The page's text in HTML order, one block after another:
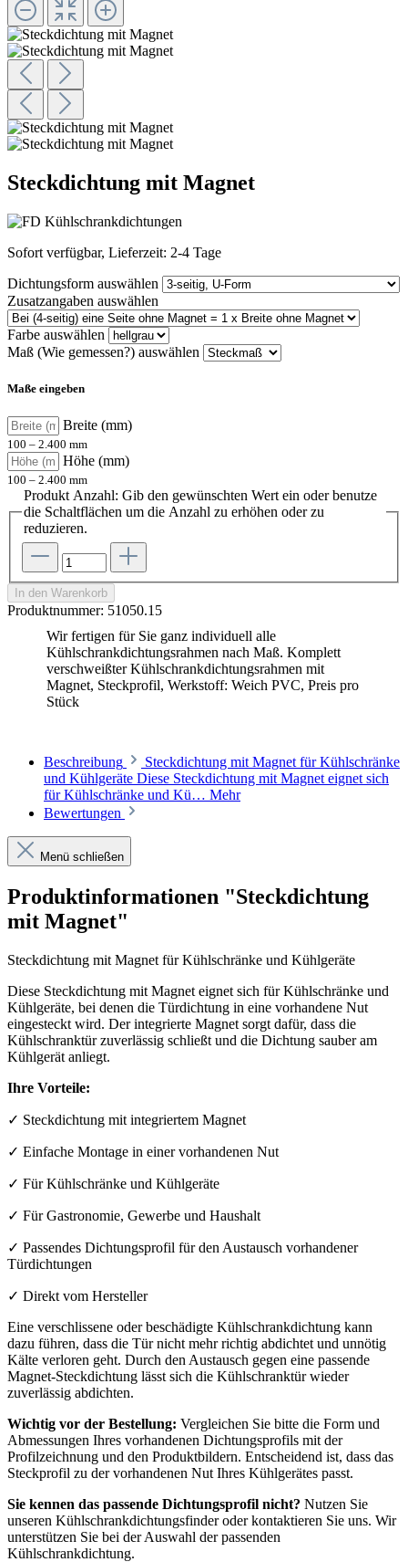
Steckdichtung mit Magnet
Sofort verfügbar, Lieferzeit: 2-4 Tage
Dichtungsform auswählen
Zusatzangaben auswählen
Farbe auswählen
Maß (Wie gemessen?) auswählen
Maße eingeben
Breite (mm)
100 – 2.400 mm
Höhe (mm)
100 – 2.400 mm
Produkt Anzahl: Gib den gewünschten Wert ein oder benutze
die Schaltflächen um die Anzahl zu erhöhen oder zu
reduzieren.
In den Warenkorb
Produktnummer: 51050.15
Wir fertigen für Sie ganz individuell alle
Kühlschrankdichtungsrahmen nach Maß. Komplett
verschweißter Kühlschrankdichtungsrahmen mit
Magnet, Steckprofil, Werkstoff: Weich PVC, Preis pro
Stück
Beschreibung
Steckdichtung mit Magnet für Kühlschränke
und Kühlgeräte Diese Steckdichtung mit Magnet eignet sich
für Kühlschränke und Kü… Mehr
Bewertungen
Menü schließen
Produktinformationen "Steckdichtung
mit Magnet"
Steckdichtung mit Magnet für Kühlschränke und Kühlgeräte
Diese Steckdichtung mit Magnet eignet sich für Kühlschränke und
Kühlgeräte, bei denen die Türdichtung in eine vorhandene Nut
eingesteckt wird. Der integrierte Magnet sorgt dafür, dass die
Kühlschranktür zuverlässig schließt und die Dichtung sauber am
Kühlgerät anliegt.
Ihre Vorteile:
✓ Steckdichtung mit integriertem Magnet
✓ Einfache Montage in einer vorhandenen Nut
✓ Für Kühlschränke und Kühlgeräte
✓ Für Gastronomie, Gewerbe und Haushalt
✓ Passendes Dichtungsprofil für den Austausch vorhandener
Türdichtungen
✓ Direkt vom Hersteller
Eine verschlissene oder beschädigte Kühlschrankdichtung kann
dazu führen, dass die Tür nicht mehr richtig abdichtet und unnötig
Kälte verloren geht. Durch den Austausch gegen eine passende
Magnet-Steckdichtung lässt sich die Kühlschranktür wieder
zuverlässig abdichten.
Wichtig vor der Bestellung: Vergleichen Sie bitte die Form und
Abmessungen Ihres vorhandenen Dichtungsprofils mit der
Profilzeichnung und den Produktbildern. Entscheidend ist, dass das
Steckprofil zu der vorhandenen Nut Ihres Kühlgerätes passt.
Sie kennen das passende Dichtungsprofil nicht? Nutzen Sie
unseren Kühlschrankdichtungsfinder oder kontaktieren Sie uns. Wir
unterstützen Sie bei der Auswahl der passenden
Kühlschrankdichtung.